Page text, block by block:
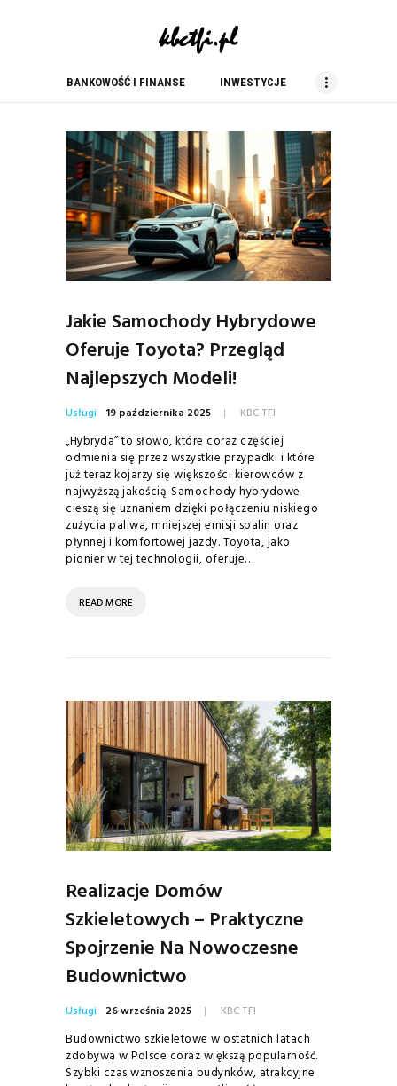
BANKOWOŚĆ I FINANSE INWESTYCJE
kbc tfi
blog finansowy
INWESTYCJE
NIERUCHOMOŚCI
PORADY
PRACA
USŁUGI
ZAKUPY
Jakie Samochody Hybrydowe
Oferuje Toyota? Przegląd
Najlepszych Modeli!
Usługi 19 października 2025 KBC TFI
„Hybryda” to słowo, które coraz częściej
odmienia się przez wszystkie przypadki i które
już teraz kojarzy się większości kierowców z
najwyższą jakością. Samochody hybrydowe
cieszą się uznaniem dzięki połączeniu niskiego
zużycia paliwa, mniejszej emisji spalin oraz
płynnej i komfortowej jazdy. Toyota, jako
pionier w tej technologii, oferuje…
READ MORE
Realizacje Domów
Szkieletowych – Praktyczne
Spojrzenie Na Nowoczesne
Budownictwo
Usługi 26 września 2025 KBC TFI
Budownictwo szkieletowe w ostatnich latach
zdobywa w Polsce coraz większą popularność.
Szybki czas wznoszenia budynków, atrakcyjne